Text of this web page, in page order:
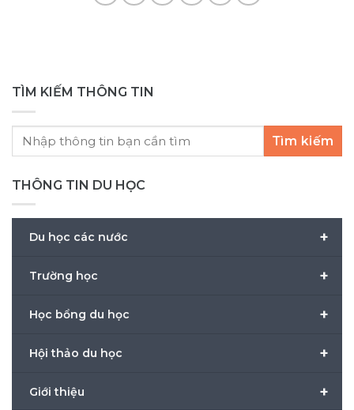
qua – như một sự [...]
TÌM KIẾM THÔNG TIN
Tìm kiếm
THÔNG TIN DU HỌC
+
Du học các nước
+
Trường học
+
Học bổng du học
+
Hội thảo du học
+
Giới thiệu